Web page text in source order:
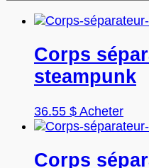
Corps
steampunk
36.55 $ Acheter
Corps